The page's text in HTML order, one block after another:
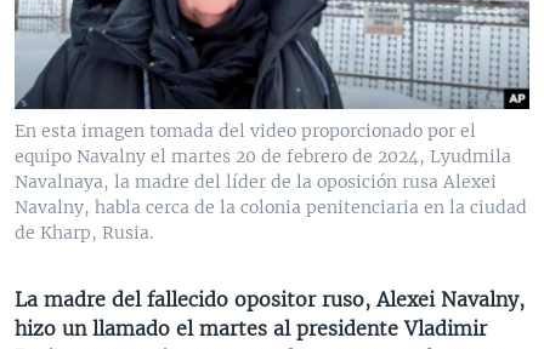
VENEZUELA
BRASIL
NICARAGUA
ECONOMÍA
ENTRETENIMIENTO Y CULTURA
TECNOLOGÍA
DEPORTES
CIENCIA Y SALUD
MULTIMEDIA
VIDEOS
FOTOGRAFÍA
AUDIOS
PROGRAMAS TV
EL MUNDO AL DÍA
FORO INTERAMERICANO
VISIÓN 360
LAS CLAVES
RADIO
AVANCE INFORMATIVO
AUDIONOTICIAS
BUENOS DÍAS AMÉRICA
EL MUNDO AL DÍA [RADIO]
DIRECT
DOCUMENTALES DE LA VOA
SÍGANOS
En esta imagen tomada del video proporcionado por el
equipo Navalny el martes 20 de febrero de 2024, Lyudmila
Navalnaya, la madre del líder de la oposición rusa Alexei
Navalny, habla cerca de la colonia penitenciaria en la ciudad
de Kharp, Rusia.
La madre del fallecido opositor ruso, Alexei Navalny,
hizo un llamado el martes al presidente Vladimir